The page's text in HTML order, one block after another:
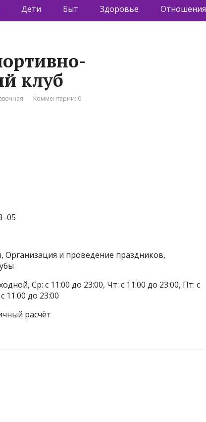
Дети Быт Здоровье Отношения
клуб
Комментарии: 0
Организация и проведение праздников,
Ср: с 11:00 до 23:00, Чт: с 11:00 до 23:00, Пт: с
11:00 до 23:00
расчёт